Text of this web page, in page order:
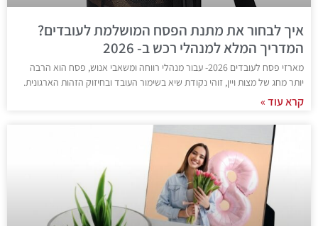
איך לבחור את מתנת הפסח המושלמת לעובדים?
המדריך המלא למנהלי רכש ב- 2026
מארזי פסח לעובדים 2026- עבור מנהלי רווחה ומשאבי אנוש, פסח הוא הרבה
יותר מחג של מצות ויין, זוהי נקודת שיא בשימור העובד ובחיזוק הזהות הארגונית.
קרא עוד »